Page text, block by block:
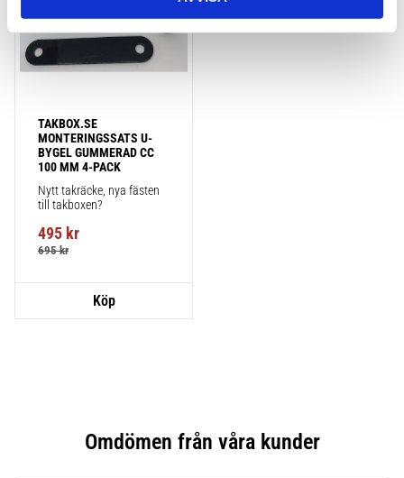
TAKBOX.SE
MONTERINGSSATS U-
BYGEL GUMMERAD CC
100 MM 4-PACK
Nytt takräcke, nya fästen
till takboxen?
495 kr
695kr